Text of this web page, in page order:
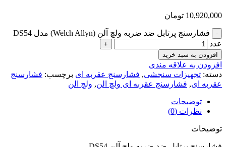
10,920,000 تومان
فشارسنج پرتابل ضد ضربه ولچ آلن (Welch Allyn) مدل DS54
عدد
افزودن به سبد خرید
افزودن به علاقه مندی
دسته: تجهیزات سنجشی, فشارسنج عقربه ای برچسب: فشارسنج
عقربه ای, فشارسنج عقربه ای ولچ الن, ولچ الن
توضیحات
نظرات (0)
توضیحات